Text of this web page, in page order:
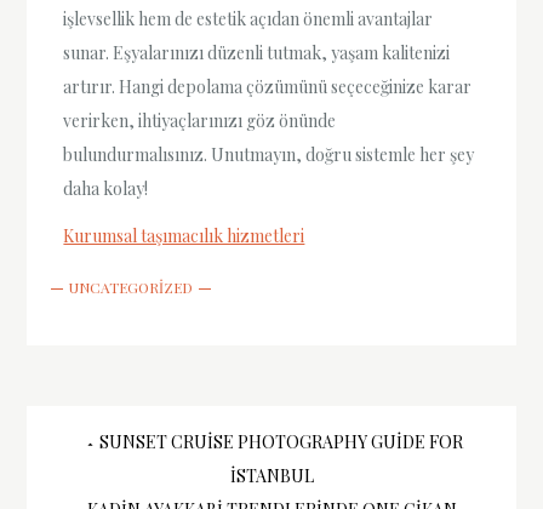
işlevsellik hem de estetik açıdan önemli avantajlar
sunar. Eşyalarınızı düzenli tutmak, yaşam kalitenizi
artırır. Hangi depolama çözümünü seçeceğinize karar
verirken, ihtiyaçlarınızı göz önünde
bulundurmalısınız. Unutmayın, doğru sistemle her şey
daha kolay!
Kurumsal taşımacılık hizmetleri
UNCATEGORIZED
YazıSUNSET CRUISE PHOTOGRAPHY GUIDE FOR
İSTANBUL